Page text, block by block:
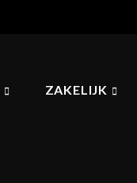
ZAKELIJK